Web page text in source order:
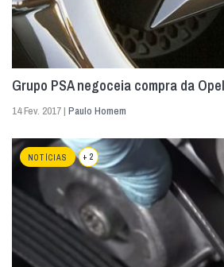
Grupo PSA negoceia compra da Opel
14 Fev. 2017 | Paulo Homem
NOTÍCIAS + 2